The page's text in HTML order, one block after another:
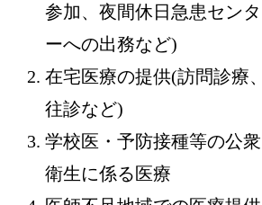
参加、夜間休日急患センタ
ーへの出務など)
在宅医療の提供(訪問診療、
往診など)
学校医・予防接種等の公衆
衛生に係る医療